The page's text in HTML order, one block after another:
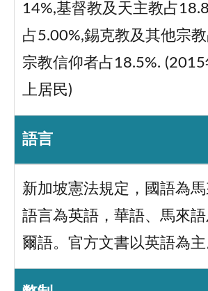
14%,基督教及天主教占
占5.00%,錫克教及其他宗
宗教信仰者占18.5%.
上居民)
語言
新加坡憲法規定，國語為
語言為英語，華語、馬來
爾語。官方文書以英語為主